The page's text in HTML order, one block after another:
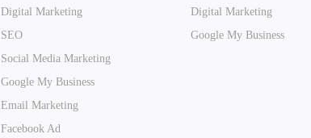
Digital Marketing
SEO
Social Media Marketing
Google My Business
Email Marketing
Facebook Ad
Digital Marketing
Google My Business